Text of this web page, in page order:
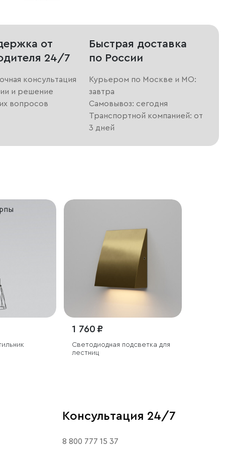
от
24/7
консультация
и решение
вопросов
Быстрая доставка
по России
Курьером по Москве и МО:
завтра
Самовывоз: сегодня
Транспортной компанией: от
3 дней
1 760 ₽
Светодиодная подсветка для
лестниц
Консультация 24/7
8 800 777 15 37